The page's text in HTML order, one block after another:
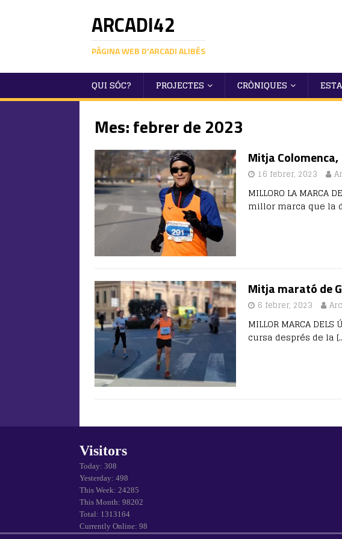
ARCADI42
PÀGINA WEB D'ARCADI ALIBÉS
QUI SÓC? PROJECTES CRÒNIQUES
Mes:febrer de 2023
Mitja
16 febrer, 2023
MILLORO LA MARCA
millor marca que la
Mitja marató de
6 febrer, 2023
MILLOR MARCA
cursa després de la
Visitors
Today: 308
Yesterday: 498
This Week: 24285
This Month: 98202
Total: 1313164
Currently Online: 98